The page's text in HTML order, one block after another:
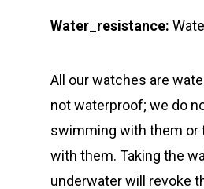
Water_resistance:
All our watches are
not waterproof; we do
swimming with them or
with them. Taking the
underwater will revoke